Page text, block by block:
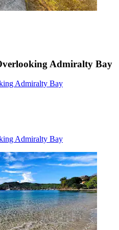
Admiralty Bay
Admiralty Bay
Admiralty Bay